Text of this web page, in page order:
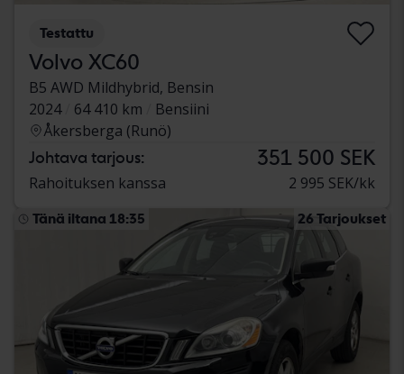
Testattu
Volvo XC60
B5 AWD Mildhybrid, Bensin
2024
64 410 km
Bensiini
Åkersberga (Runö)
Johtava tarjous: 351 500 SEK
Rahoituksen kanssa 2 995 SEK/kk
Tänä iltana 18:35 26 Tarjoukset